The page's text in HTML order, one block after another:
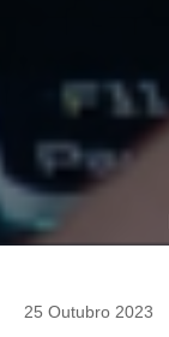
25 Outubro 2023